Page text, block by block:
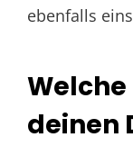
ebenfalls
Welche
deinen